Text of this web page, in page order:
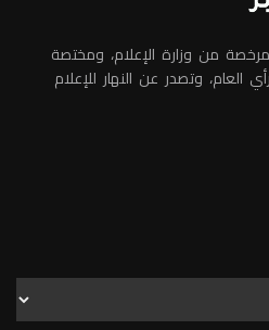
من وزارة الإعلام، ومختصة
العام، وتصدر عن النهار للإعلام